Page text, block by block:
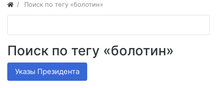
Поиск по тегу «болотин»
Поиск по тегу «болотин»
Указы Президента